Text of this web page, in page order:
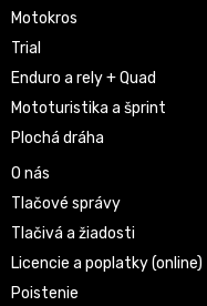
Motokros
Trial
Enduro a rely + Quad
Mototuristika a šprint
Plochá dráha
O nás
Tlačové správy
Tlačivá a žiadosti
Licencie a poplatky (online)
Poistenie